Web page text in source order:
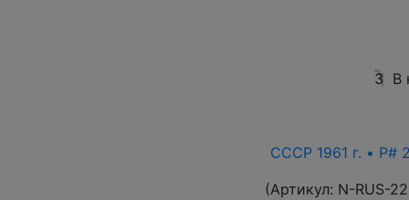
3 В
СССР 1961 г. • P#
(Артикул: N-RUS-